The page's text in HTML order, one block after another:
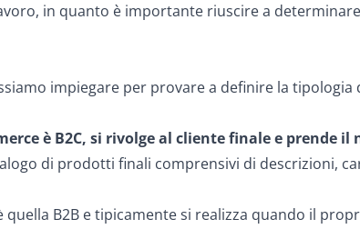
in quanto è importante riuscire a
impiegare per provare a definire la
è B2C, si rivolge al cliente finale e prende
di prodotti finali comprensivi di descrizioni,
B2B e tipicamente si realizza quando il